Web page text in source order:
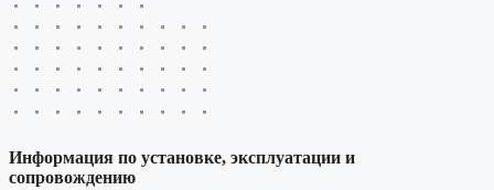
Информация по установке, эксплуатации и
сопровождению